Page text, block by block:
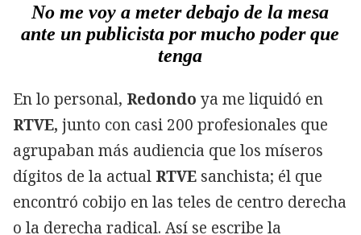
No me voy a meter debajo de la mesa
ante un publicista por mucho poder que
tenga
En lo personal, Redondo ya me liquidó en
RTVE, junto con casi 200 profesionales que
agrupaban más audiencia que los míseros
dígitos de la actual RTVE sanchista; él que
encontró cobijo en las teles de centro derecha
o la derecha radical. Así se escribe la